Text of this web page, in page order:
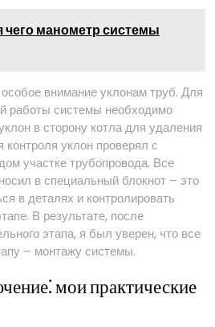
чего манометр системы
внимание уклонам труб. Для
работы системы необходимо
в сторону котла для удаления
уклон проверял с
участке трубопровода. Все
в специальный блокнот – это
в деталях и контролировать
В результате, после
этапа, я был уверен, что все
– монтажу системы.
мои практические